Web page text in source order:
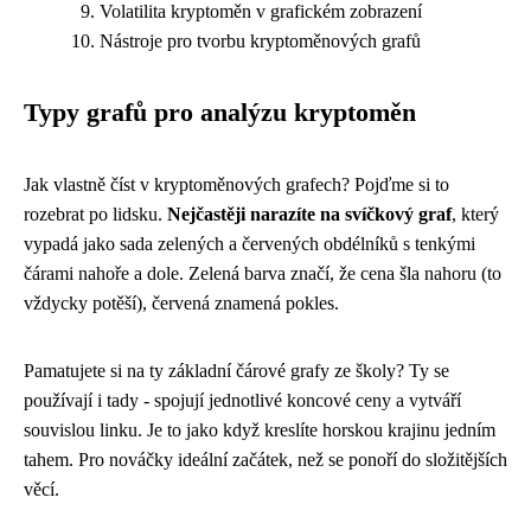
Volatilita kryptoměn v grafickém zobrazení
Nástroje pro tvorbu kryptoměnových grafů
Typy grafů pro analýzu kryptoměn
Jak vlastně číst v kryptoměnových grafech? Pojďme si to
rozebrat po lidsku. Nejčastěji narazíte na svíčkový graf, který
vypadá jako sada zelených a červených obdélníků s tenkými
čárami nahoře a dole. Zelená barva značí, že cena šla nahoru (to
vždycky potěší), červená znamená pokles.
Pamatujete si na ty základní čárové grafy ze školy? Ty se
používají i tady - spojují jednotlivé koncové ceny a vytváří
souvislou linku. Je to jako když kreslíte horskou krajinu jedním
tahem. Pro nováčky ideální začátek, než se ponoří do složitějších
věcí.